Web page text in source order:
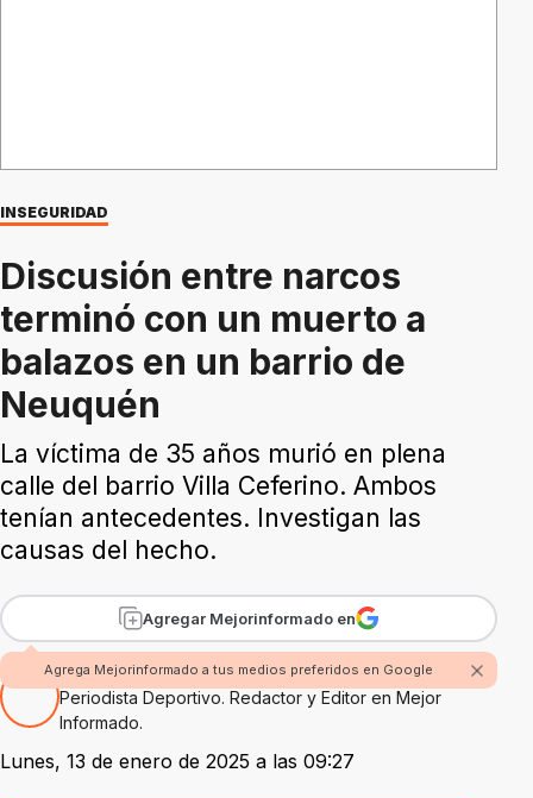
INSEGURIDAD
Discusión entre narcos
terminó con un muerto a
balazos en un barrio de
Neuquén
La víctima de 35 años murió en plena
calle del barrio Villa Ceferino. Ambos
tenían antecedentes. Investigan las
causas del hecho.
Agregar Mejorinformado en
Agrega Mejorinformado a tus medios preferidos en Google
Por Nicolás Alvarez
Periodista Deportivo. Redactor y Editor en Mejor
Informado.
Lunes, 13 de enero de 2025 a las 09:27